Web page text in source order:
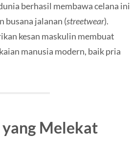
berhasil membawa celana ini
busana jalanan (streetwear).
kesan maskulin membuat
manusia modern, baik pria
Melekat